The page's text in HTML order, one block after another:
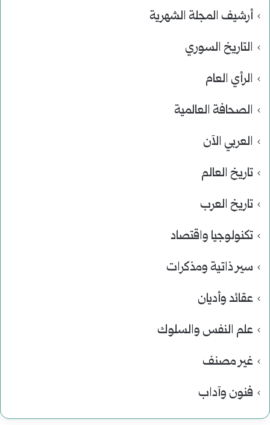
أرشيف المجلة الشهرية
التاريخ السوري
الرأي العام
الصحافة العالمية
العربي الآن
تاريخ العالم
تاريخ العرب
تكنولوجيا واقتصاد
سير ذاتية ومذكرات
عقائد وأديان
علم النفس والسلوك
غير مصنف
فنون وآداب